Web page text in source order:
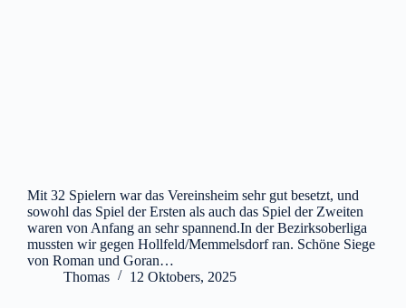
Mit 32 Spielern war das Vereinsheim sehr gut besetzt, und
sowohl das Spiel der Ersten als auch das Spiel der Zweiten
waren von Anfang an sehr spannend.In der Bezirksoberliga
mussten wir gegen Hollfeld/Memmelsdorf ran. Schöne Siege
von Roman und Goran…
Thomas
12 Oktobers, 2025